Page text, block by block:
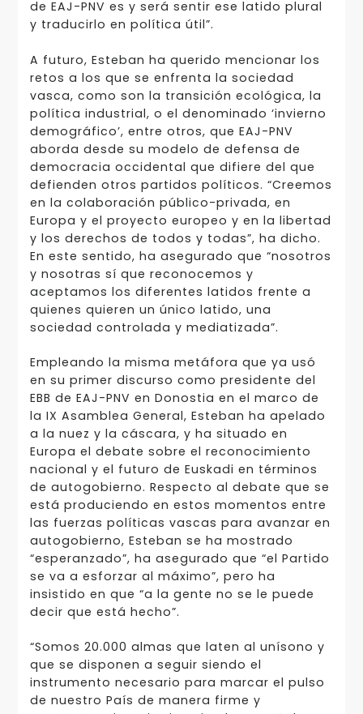
de EAJ-PNV es y será sentir ese latido plural
y traducirlo en política útil”.
A futuro, Esteban ha querido mencionar los
retos a los que se enfrenta la sociedad
vasca, como son la transición ecológica, la
política industrial, o el denominado ‘invierno
demográfico’, entre otros, que EAJ-PNV
aborda desde su modelo de defensa de
democracia occidental que difiere del que
defienden otros partidos políticos. “Creemos
en la colaboración público-privada, en
Europa y el proyecto europeo y en la libertad
y los derechos de todos y todas”, ha dicho.
En este sentido, ha asegurado que “nosotros
y nosotras sí que reconocemos y
aceptamos los diferentes latidos frente a
quienes quieren un único latido, una
sociedad controlada y mediatizada”.
Empleando la misma metáfora que ya usó
en su primer discurso como presidente del
EBB de EAJ-PNV en Donostia en el marco de
la IX Asamblea General, Esteban ha apelado
a la nuez y la cáscara, y ha situado en
Europa el debate sobre el reconocimiento
nacional y el futuro de Euskadi en términos
de autogobierno. Respecto al debate que se
está produciendo en estos momentos entre
las fuerzas políticas vascas para avanzar en
autogobierno, Esteban se ha mostrado
“esperanzado”, ha asegurado que “el Partido
se va a esforzar al máximo”, pero ha
insistido en que “a la gente no se le puede
decir que está hecho”.
“Somos 20.000 almas que laten al unísono y
que se disponen a seguir siendo el
instrumento necesario para marcar el pulso
de nuestro País de manera firme y